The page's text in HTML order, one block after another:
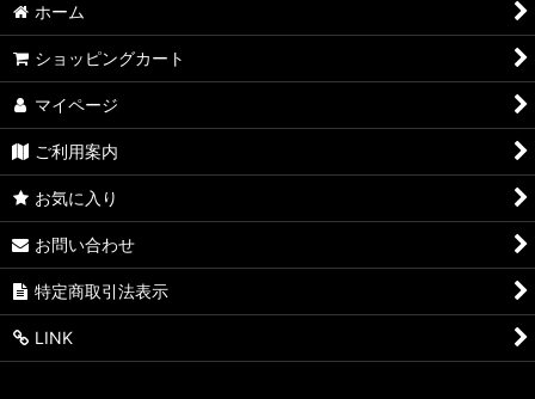
ホーム
ショッピングカート
マイページ
ご利用案内
お気に入り
お問い合わせ
特定商取引法表示
LINK